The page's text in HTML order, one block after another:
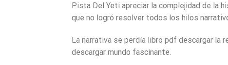
Pista Del Yeti apreciar la complejidad de la
que no logró resolver todos los hilos
La narrativa se perdía libro pdf descargar la
descargar mundo fascinante.